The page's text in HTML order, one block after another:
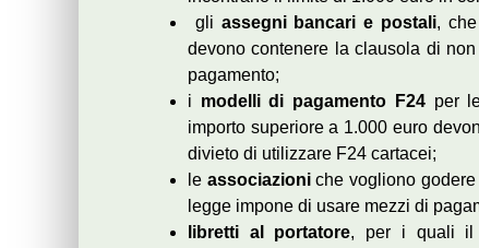
gli assegni bancari e postali,
devono contenere la clausola di
pagamento;
i modelli di pagamento F24per le
importo superiore a 1.000 euro
divieto di utilizzare F24 cartacei;
le associazioniche vogliono godere
legge impone di usare mezzi di
libretti al portatore, per i quali il